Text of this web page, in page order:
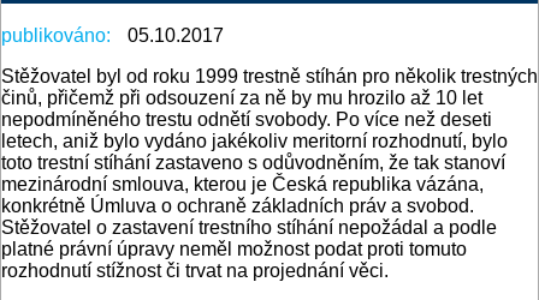
publikováno:
05.10.2017
Stěžovatel byl od roku 1999 trestně stíhán pro několik trestných
činů, přičemž při odsouzení za ně by mu hrozilo až 10 let
nepodmíněného trestu odnětí svobody. Po více než deseti
letech, aniž bylo vydáno jakékoliv meritorní rozhodnutí, bylo
toto trestní stíhání zastaveno s odůvodněním, že tak stanoví
mezinárodní smlouva, kterou je Česká republika vázána,
konkrétně Úmluva o ochraně základních práv a svobod.
Stěžovatel o zastavení trestního stíhání nepožádal a podle
platné právní úpravy neměl možnost podat proti tomuto
rozhodnutí stížnost či trvat na projednání věci.